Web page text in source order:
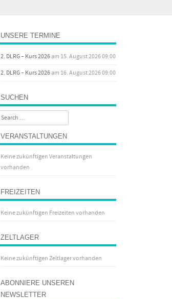
UNSERE TERMINE
2. DLRG – Kurs 2026am 15. August 2026 09:00
2. DLRG – Kurs 2026am 16. August 2026 09:00
SUCHEN
Search
VERANSTALTUNGEN
Keine zukünftigen Veranstaltungen
vorhanden
FREIZEITEN
Keine zukünftigen Freizeiten vorhanden
ZELTLAGER
Keine zukünftigen Zeltlager vorhanden
ABONNIERE UNSEREN
NEWSLETTER